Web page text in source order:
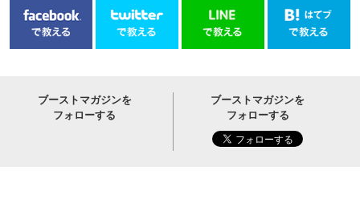
ブーストマガジンを
フォローする
ブーストマガジンを
フォローする